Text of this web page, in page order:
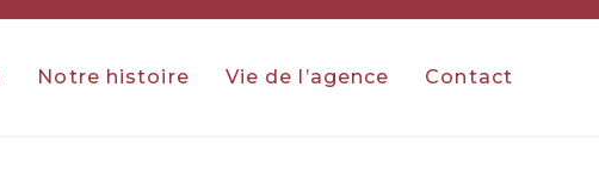
Notre histoire Vie de l’agence Contact